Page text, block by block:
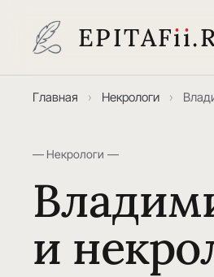
EPITAFii
Главная › Некрологи ›
— Некрологи —
и